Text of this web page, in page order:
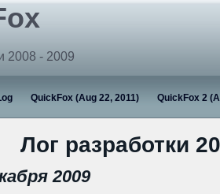
2008 - 2009
QuickFox (Aug 22, 2011) QuickFox 2
Лог разработки
2009